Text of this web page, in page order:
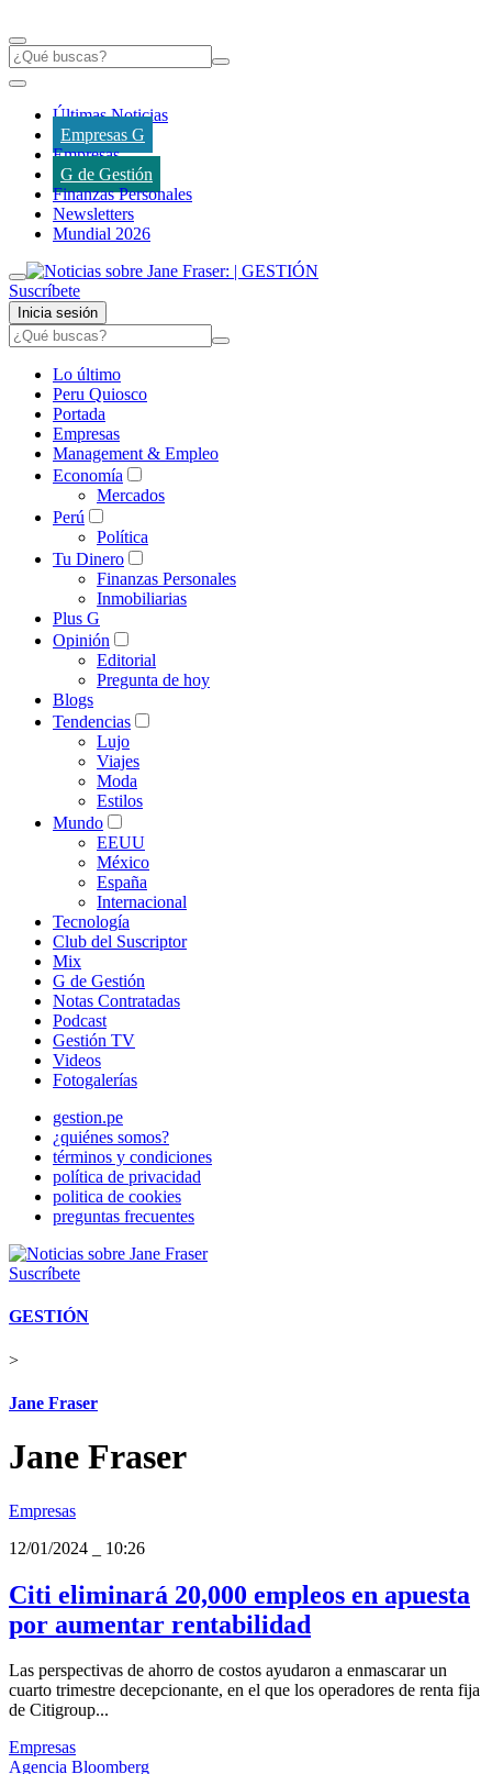
Últimas Noticias
Empresas G
Empresas
G de Gestión
Finanzas Personales
Newsletters
Mundial 2026
Suscríbete
Inicia sesión
Lo último
Peru Quiosco
Portada
Empresas
Management & Empleo
Economía
Mercados
Perú
Política
Tu Dinero
Finanzas Personales
Inmobiliarias
Plus G
Opinión
Editorial
Pregunta de hoy
Blogs
Tendencias
Lujo
Viajes
Moda
Estilos
Mundo
EEUU
México
España
Internacional
Tecnología
Club del Suscriptor
Mix
G de Gestión
Notas Contratadas
Podcast
Gestión TV
Videos
Fotogalerías
gestion.pe
¿quiénes somos?
términos y condiciones
política de privacidad
politica de cookies
preguntas frecuentes
Suscríbete
GESTIÓN
>
Jane Fraser
Jane Fraser
Empresas
12/01/2024
10:26
Citi eliminará 20,000 empleos en apuesta
por aumentar rentabilidad
Las perspectivas de ahorro de costos ayudaron a enmascarar un
cuarto trimestre decepcionante, en el que los operadores de renta fija
de Citigroup...
Empresas
Agencia Bloomberg